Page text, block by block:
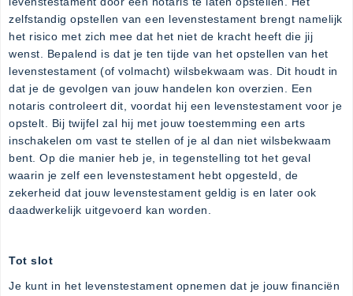
zelfstandig opstellen van een levenstestament brengt namelijk
het risico met zich mee dat het niet de kracht heeft die jij
wenst. Bepalend is dat je ten tijde van het opstellen van het
levenstestament (of volmacht) wilsbekwaam was. Dit houdt in
dat je de gevolgen van jouw handelen kon overzien. Een
notaris controleert dit, voordat hij een levenstestament voor je
opstelt. Bij twijfel zal hij met jouw toestemming een arts
inschakelen om vast te stellen of je al dan niet wilsbekwaam
bent. Op die manier heb je, in tegenstelling tot het geval
waarin je zelf een levenstestament hebt opgesteld, de
zekerheid dat jouw levenstestament geldig is en later ook
daadwerkelijk uitgevoerd kan worden.
Tot slot
Je kunt in het levenstestament opnemen dat je jouw financiën